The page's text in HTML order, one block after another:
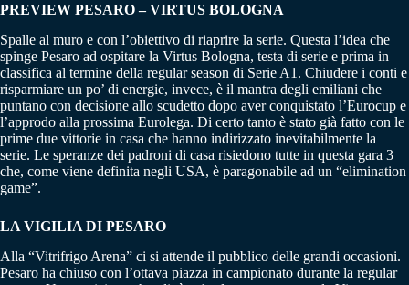
PREVIEW PESARO – VIRTUS BOLOGNA
Spalle al muro e con l’obiettivo di riaprire la serie. Questa l’idea che
spinge Pesaro ad ospitare la Virtus Bologna, testa di serie e prima in
classifica al termine della regular season di Serie A1. Chiudere i conti e
risparmiare un po’ di energie, invece, è il mantra degli emiliani che
puntano con decisione allo scudetto dopo aver conquistato l’Eurocup e
l’approdo alla prossima Eurolega. Di certo tanto è stato già fatto con le
prime due vittorie in casa che hanno indirizzato inevitabilmente la
serie. Le speranze dei padroni di casa risiedono tutte in questa gara 3
che, come viene definita negli USA, è paragonabile ad un “elimination
game”.
LA VIGILIA DI PESARO
Alla “Vitrifrigo Arena” ci si attende il pubblico delle grandi occasioni.
Pesaro ha chiuso con l’ottava piazza in campionato durante la regular